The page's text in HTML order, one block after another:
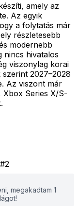
amely az
Az egyik
a folytatás már
részletesebb
modernebb
nincs hivatalos
viszonylag korai
2027–2028
Az viszont már
Xbox Series X/S-
#2
megakadtam 1